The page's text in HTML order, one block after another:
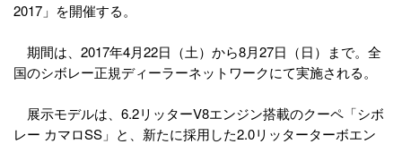
2017」を開催する。
期間は、2017年4月22日（土）から8月27日（日）まで。全
国のシボレー正規ディーラーネットワークにて実施される。
展示モデルは、6.2リッターV8エンジン搭載のクーペ「シボ
レー カマロSS」と、新たに採用した2.0リッターターボエン